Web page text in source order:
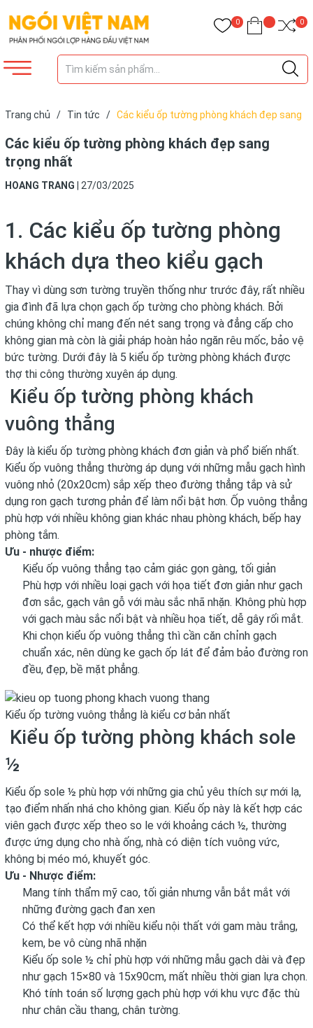
0 0
Trang chủ / Tin tức / Các kiểu ốp tường phòng khách đẹp sang
Các kiểu ốp tường phòng khách đẹp sang
trọng nhất
HOANG TRANG 27/03/2025
1. Các kiểu ốp tường phòng
khách dựa theo kiểu gạch
Thay vì dùng sơn tường truyền thống như trước đây, rất nhiều
gia đình đã lựa chọn gạch ốp tường cho phòng khách. Bởi
chúng không chỉ mang đến nét sang trọng và đẳng cấp cho
không gian mà còn là giải pháp hoàn hảo ngăn rêu mốc, bảo vệ
bức tường. Dưới đây là 5 kiểu ốp tường phòng khách được
thợ thi công thường xuyên áp dụng.
Kiểu ốp tường phòng khách
vuông thẳng
Đây là kiểu ốp tường phòng khách đơn giản và phổ biến nhất.
Kiểu ốp vuông thẳng thường áp dụng với những mẫu gạch hình
vuông nhỏ (20x20cm) sắp xếp theo đường thẳng tắp và sử
dụng ron gạch tương phản để làm nổi bật hơn. Ốp vuông thẳng
phù hợp với nhiều không gian khác nhau phòng khách, bếp hay
phòng tắm.
Ưu - nhược điểm:
Kiểu ốp vuông thẳng tạo cảm giác gọn gàng, tối giản
Phù hợp với nhiều loại gạch với họa tiết đơn giản như gạch
đơn sắc, gạch vân gỗ với màu sắc nhã nhặn. Không phù hợp
với gạch màu sắc nổi bật và nhiều họa tiết, dễ gây rối mắt.
Khi chọn kiểu ốp vuông thẳng thì cần căn chỉnh gạch
chuẩn xác, nên dùng ke gạch ốp lát để đảm bảo đường ron
đều, đẹp, bề mặt phẳng.
Kiểu ốp tường vuông thẳng là kiểu cơ bản nhất
Kiểu ốp tường phòng khách sole
½
Kiểu ốp sole ½ phù hợp với những gia chủ yêu thích sự mới lạ,
tạo điểm nhấn nhá cho không gian. Kiểu ốp này là kết hợp các
viên gạch được xếp theo so le với khoảng cách ½, thường
được ứng dụng cho nhà ống, nhà có diện tích vuông vức,
không bị méo mó, khuyết góc.
Ưu - Nhược điểm:
Mang tính thẩm mỹ cao, tối giản nhưng vẫn bắt mắt với
những đường gạch đan xen
Có thể kết hợp với nhiều kiểu nội thất với gam màu trắng,
kem, be vô cùng nhã nhặn
Kiểu ốp sole ½ chỉ phù hợp với những mẫu gạch dài và đẹp
như gạch 15×80 và 15x90cm, mất nhiều thời gian lựa chọn.
Khó tính toán số lượng gạch phù hợp với khu vực đặc thù
như chân cầu thang, chân tường.